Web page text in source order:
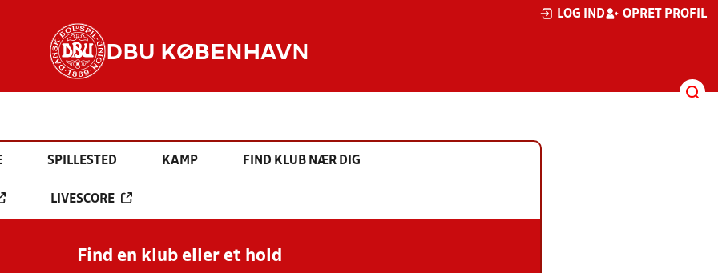
LOG IND OPRET PROFIL
DBU KØBENHAVN
SPILLESTED KAMP FIND KLUB NÆR DIG
LIVESCORE
Find en klub eller et hold